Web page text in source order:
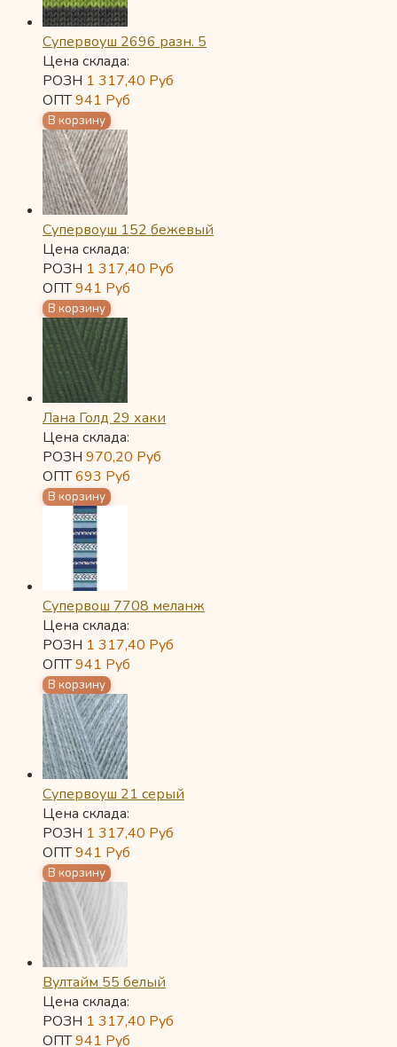
Супервоуш 2696 разн. 5
Цена склада:
РОЗН 1 317,40 Руб
ОПТ941 Руб
Супервоуш 152 бежевый
Цена склада:
РОЗН 1 317,40 Руб
ОПТ941 Руб
Лана Голд 29 хаки
Цена склада:
РОЗН 970,20 Руб
ОПТ693 Руб
Супервош 7708 меланж
Цена склада:
РОЗН 1 317,40 Руб
ОПТ941 Руб
Супервоуш 21 серый
Цена склада:
РОЗН 1 317,40 Руб
ОПТ941 Руб
Вултайм 55 белый
Цена склада:
РОЗН 1 317,40 Руб
ОПТ941 Руб